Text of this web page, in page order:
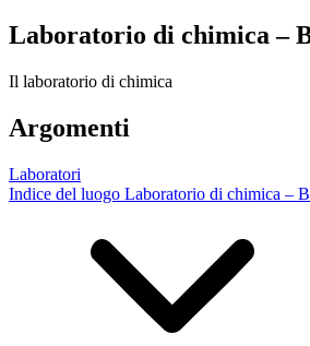
Laboratorio di chimica –
Il laboratorio di chimica
Argomenti
Laboratori
Indice del luogo Laboratorio di chimica –